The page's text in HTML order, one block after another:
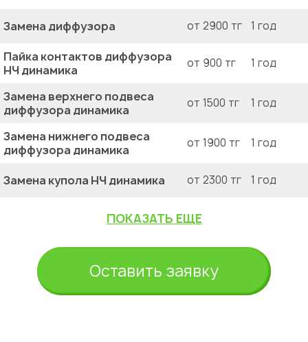
Замена диффузора от 2900 тг 1 год
Пайка контактов диффузора
НЧ динамика
от 900 тг 1 год
Замена верхнего подвеса
диффузора динамика
от 1500 тг 1 год
Замена нижнего подвеса
диффузора динамика
от 1900 тг 1 год
Замена купола НЧ динамика от 2300 тг 1 год
ПОКАЗАТЬ ЕЩЕ
Оставить заявку